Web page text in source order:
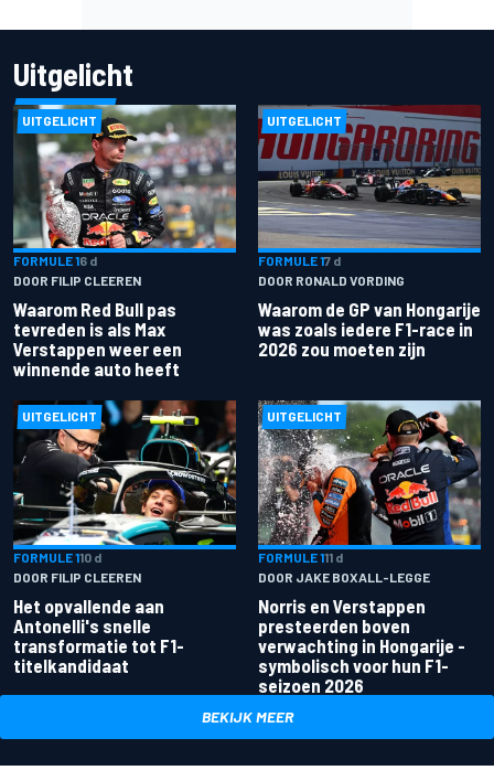
Uitgelicht
UITGELICHT
FORMULE 16 d
DOOR FILIP CLEEREN
Waarom Red Bull pas
tevreden is als Max
Verstappen weer een
winnende auto heeft
UITGELICHT
FORMULE 17 d
DOOR RONALD VORDING
Waarom de GP van Hongarije
was zoals iedere F1-race in
2026 zou moeten zijn
UITGELICHT
FORMULE 110 d
DOOR FILIP CLEEREN
Het opvallende aan
Antonelli's snelle
transformatie tot F1-
titelkandidaat
UITGELICHT
FORMULE 111 d
DOOR JAKE BOXALL-LEGGE
Norris en Verstappen
presteerden boven
verwachting in Hongarije -
symbolisch voor hun F1-
seizoen 2026
BEKIJK MEER